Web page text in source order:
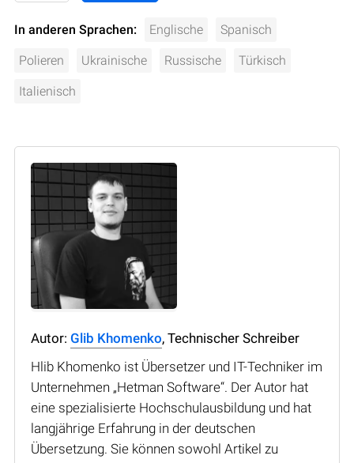
In anderen Sprachen: Englische Spanisch
Polieren Ukrainische Russische Türkisch
Italienisch
Autor: Glib Khomenko, Technischer Schreiber
Hlib Khomenko ist Übersetzer und IT-Techniker im
Unternehmen „Hetman Software“. Der Autor hat
eine spezialisierte Hochschulausbildung und hat
langjährige Erfahrung in der deutschen
Übersetzung. Sie können sowohl Artikel zu